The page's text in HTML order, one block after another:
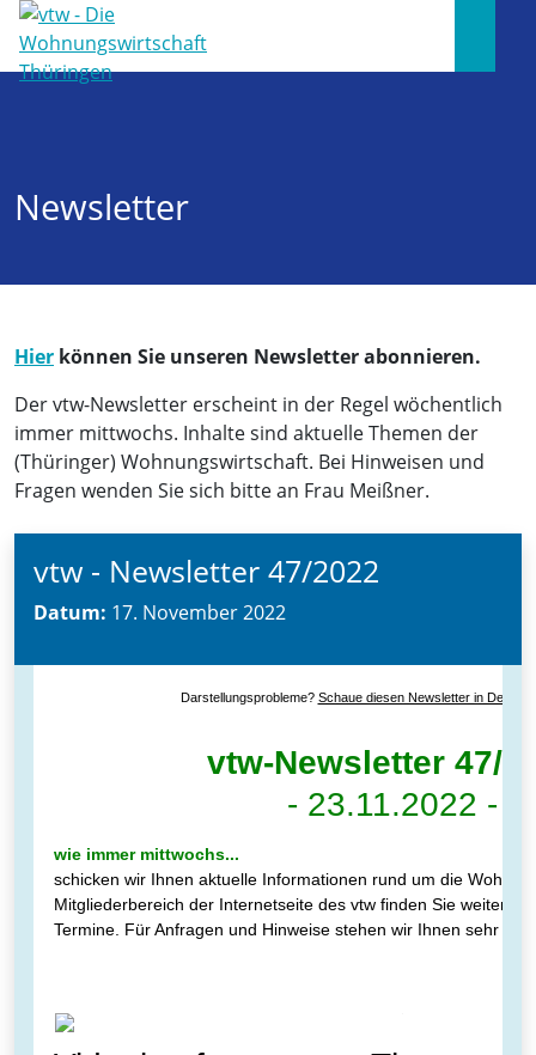
Newsletter
Hier können Sie unseren Newsletter abonnieren.
Der vtw-Newsletter erscheint in der Regel wöchentlich
immer mittwochs. Inhalte sind aktuelle Themen der
(Thüringer) Wohnungswirtschaft. Bei Hinweisen und
Fragen wenden Sie sich bitte an Frau Meißner.
vtw - Newsletter 47/2022
Datum: 17. November 2022